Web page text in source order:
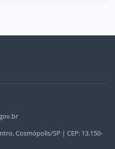
Cosmópolis/SP | CEP: 13.150-